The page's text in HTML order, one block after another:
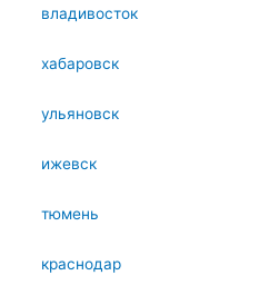
владивосток
хабаровск
ульяновск
ижевск
тюмень
краснодар